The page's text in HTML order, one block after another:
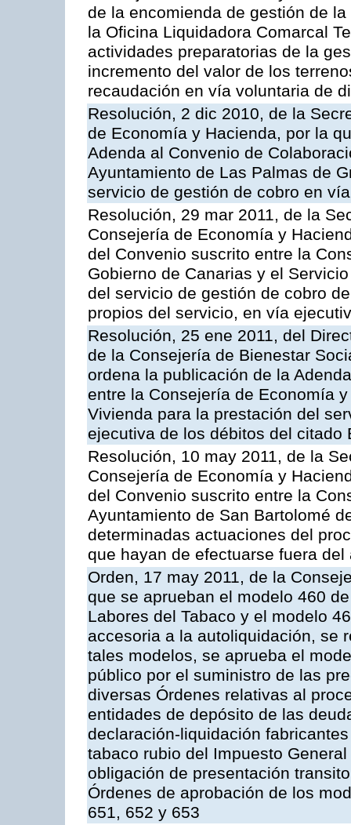
de la encomienda de gestión de
la Oficina Liquidadora Comarcal
actividades preparatorias de la
incremento del valor de los
recaudación en vía voluntaria de
Resolución, 2 dic 2010, de la
de Economía y Hacienda, por la
Adenda al Convenio de
Ayuntamiento de Las Palmas de
servicio de gestión de cobro en
Resolución, 29 mar 2011, de la
Consejería de Economía y
del Convenio suscrito entre la
Gobierno de Canarias y el
del servicio de gestión de cobro
propios del servicio, en vía
Resolución, 25 ene 2011, del
de la Consejería de Bienestar
ordena la publicación de la
entre la Consejería de Economía
Vivienda para la prestación del
ejecutiva de los débitos del citado
Resolución, 10 may 2011, de la
Consejería de Economía y
del Convenio suscrito entre la
Ayuntamiento de San Bartolomé
determinadas actuaciones del
que hayan de efectuarse fuera
Orden, 17 may 2011, de la
que se aprueban el modelo 460
Labores del Tabaco y el modelo
accesoria a la autoliquidación, se
tales modelos, se aprueba el
público por el suministro de las
diversas Órdenes relativas al
entidades de depósito de las
declaración-liquidación
tabaco rubio del Impuesto
obligación de presentación
Órdenes de aprobación de los
651, 652 y 653